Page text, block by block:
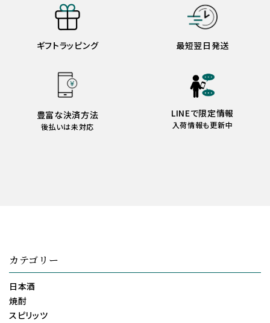
ギフトラッピング 最短翌日発送
豊富な決済方法
後払いは未対応
LINEで限定情報
入荷情報も更新中
カテゴリー
日本酒
焼酎
スピリッツ